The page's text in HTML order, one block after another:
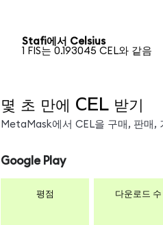
Stafi에서 Celsius
1 FIS는 0.193045 CEL와 같음
몇 초 만에 CEL 받기
MetaMask에서 CEL을 구매, 판매,
Google Play
평점 다운로드 수